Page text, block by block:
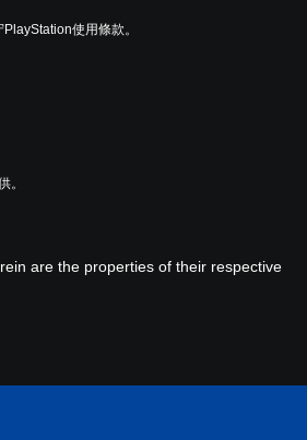
使用條款。
。
are the properties of their respective